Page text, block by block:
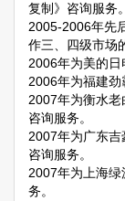
复制》咨询服务。
2005-2006年先
作三、四级市场
2006年为美的日
2006年为福建劲
2007年为衡水
咨询服务。
2007年为广东吉
咨询服务。
2007年为上海
务。